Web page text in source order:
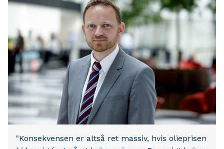
"Konsekvensen er altså ret massiv, hvis olieprisen